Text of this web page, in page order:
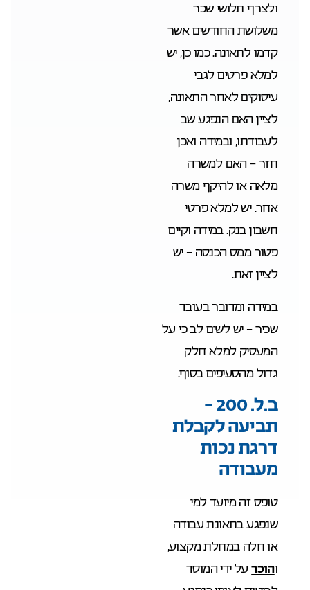
ולצרף תלושי שכר
משלושת החודשים אשר
קדמו לתאונה. כמו כן, יש
למלא פרטים לגבי
עיסוקים לאחר התאונה,
לציין האם הנפגע שב
לעבודתו, ובמידה ואכן
חזר – האם למשרה
מלאה או להיקף משרה
אחר. יש למלא פרטי
חשבון בנק. במידה וקיים
פטור ממס הכנסה – יש
לציין זאת.
במידה ומדובר בעובד
שכיר – יש לשים לב כי על
המעסיק למלא חלק
גדול מהסעיפים בסוף.
ב.ל. 200 –
תביעה לקבלת
דרגת נכות
מעבודה
טופס זה מיועד למי
שנפגע בתאונת עבודה
או חלה במחלת מקצוע,
והוכרעל ידי המוסד